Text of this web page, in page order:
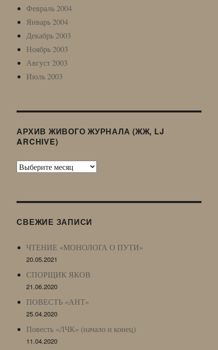
Февраль 2004
Январь 2004
Декабрь 2003
Ноябрь 2003
Август 2003
Июль 2003
АРХИВ ЖИВОГО ЖУРНАЛА (ЖЖ, LJ
ARCHIVE)
Архив
LJ
СВЕЖИЕ ЗАПИСИ
ЧТЕНИЕ «МОНОЛОГА О ПУТИ»
20.05.2021
СПОРЩИК ЯКОВ
21.06.2020
ПОВЕСТЬ «АНТ»
25.04.2020
Повесть «ЛЧК» (начало и конец)
11.04.2020